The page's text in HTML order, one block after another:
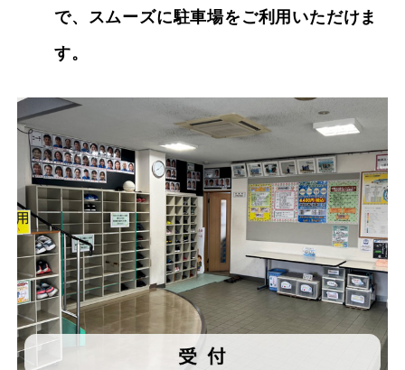
で、スムーズに駐車場をご利用いただけま
す。